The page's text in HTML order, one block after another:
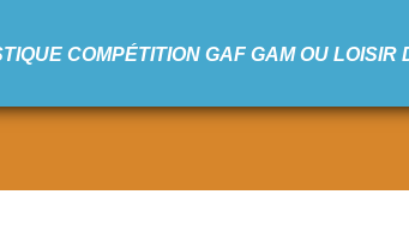
COMPÉTITION GAF GAM OU LOISIR